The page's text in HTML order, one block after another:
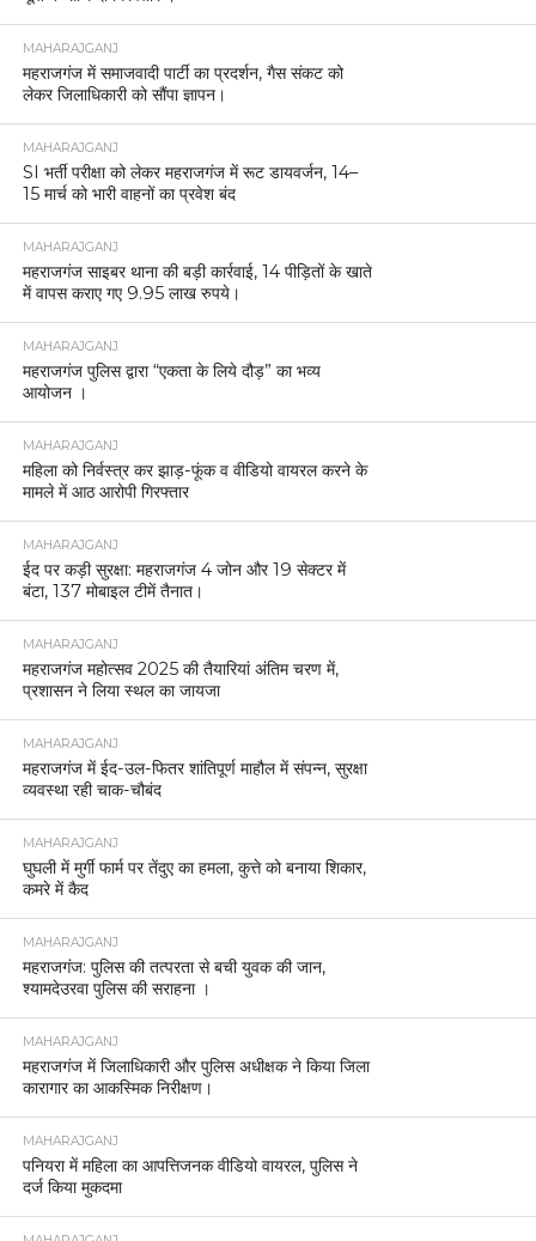
MAHARAJGANJ
महराजगंज में समाजवादी पार्टी का प्रदर्शन, गैस संकट को
लेकर जिलाधिकारी को सौंपा ज्ञापन।
MAHARAJGANJ
SI भर्ती परीक्षा को लेकर महराजगंज में रूट डायवर्जन, 14–
15 मार्च को भारी वाहनों का प्रवेश बंद
MAHARAJGANJ
महराजगंज साइबर थाना की बड़ी कार्रवाई, 14 पीड़ितों के खाते
में वापस कराए गए 9.95 लाख रुपये।
MAHARAJGANJ
महराजगंज पुलिस द्वारा “एकता के लिये दौड़” का भव्य
आयोजन ।
MAHARAJGANJ
महिला को निर्वस्त्र कर झाड़-फूंक व वीडियो वायरल करने के
मामले में आठ आरोपी गिरफ्तार
MAHARAJGANJ
ईद पर कड़ी सुरक्षा: महराजगंज 4 जोन और 19 सेक्टर में
बंटा, 137 मोबाइल टीमें तैनात।
MAHARAJGANJ
महराजगंज महोत्सव 2025 की तैयारियां अंतिम चरण में,
प्रशासन ने लिया स्थल का जायजा
MAHARAJGANJ
महराजगंज में ईद-उल-फितर शांतिपूर्ण माहौल में संपन्न, सुरक्षा
व्यवस्था रही चाक-चौबंद
MAHARAJGANJ
घुघली में मुर्गी फार्म पर तेंदुए का हमला, कुत्ते को बनाया शिकार,
कमरे में कैद
MAHARAJGANJ
महराजगंज: पुलिस की तत्परता से बची युवक की जान,
श्यामदेउरवा पुलिस की सराहना ।
MAHARAJGANJ
महराजगंज में जिलाधिकारी और पुलिस अधीक्षक ने किया जिला
कारागार का आकस्मिक निरीक्षण।
MAHARAJGANJ
पनियरा में महिला का आपत्तिजनक वीडियो वायरल, पुलिस ने
दर्ज किया मुकदमा